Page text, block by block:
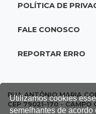
Utilizamos cookies
semelhantes de
Fim de semana
e motorista sai
POLÍTICA DE
FALE CONOSCO
REPORTAR ERRO
RUA ANTÔNIO MARIA
CEP 79021-170 - CAMPO